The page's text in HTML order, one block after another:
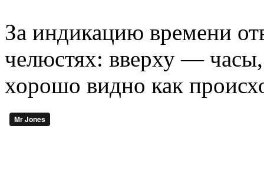
За индикацию времени
челюстях: вверху —
хорошо видно как